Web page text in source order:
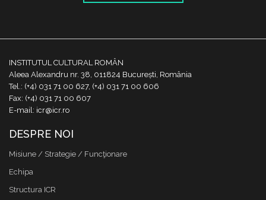
INSTITUTUL CULTURAL ROMÂN
Aleea Alexandru nr. 38, 011824 București, România
Tel.: (+4) 031 71 00 627, (+4) 031 71 00 606
Fax: (+4) 031 71 00 607
E-mail: icr@icr.ro
DESPRE NOI
Misiune / Strategie / Funcţionare
Echipa
Structura ICR